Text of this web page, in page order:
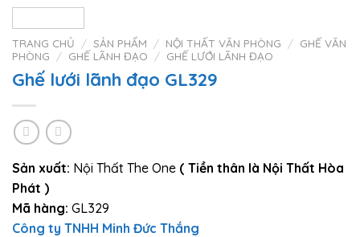
TRANG CHỦ / SẢN PHẨM / NỘI THẤT VĂN PHÒNG / GHẾ VĂN
PHÒNG / GHẾ LÃNH ĐẠO / GHẾ LƯỚI LÃNH ĐẠO
Ghế lưới lãnh đạo GL329
Sản xuất: Nội Thất The One ( Tiền thân là Nội Thất Hòa
Phát )
Mã hàng: GL329
Công ty TNHH Minh Đức Thắng